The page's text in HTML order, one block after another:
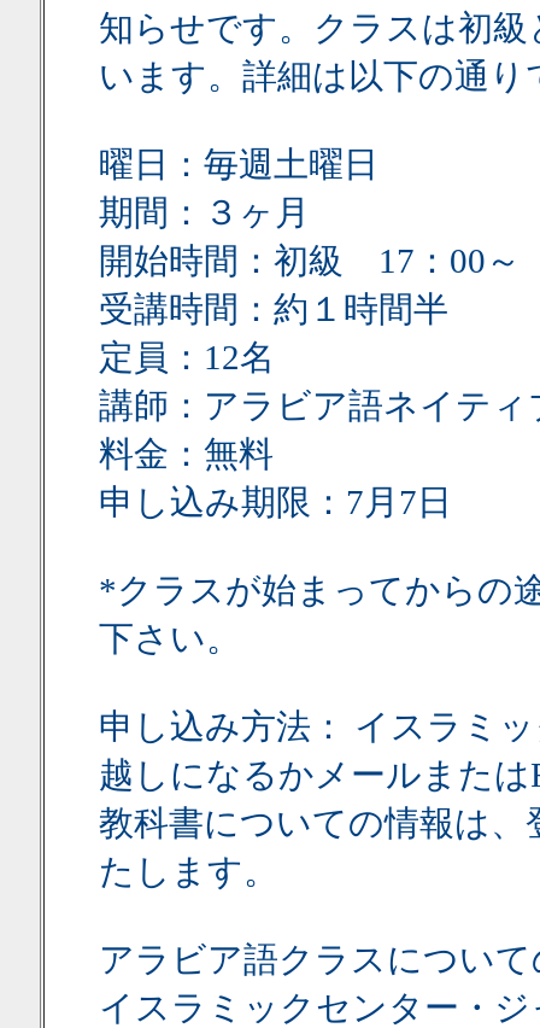
知らせです。クラスは初
います。詳細は以下の通り
曜日：毎週土曜日
期間：３ヶ月
開始時間：初級 17：
受講時間：約１時間半
定員：12名
講師：アラビア語ネイティ
料金：無料
申し込み期限：7月7日
*クラスが始まってからの
下さい。
申し込み方法： イスラミ
越しになるかメールまた
教科書についての情報は
たします。
アラビア語クラスについ
イスラミックセンター・